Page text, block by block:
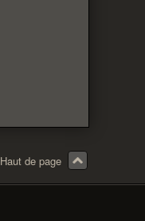
Haut de page